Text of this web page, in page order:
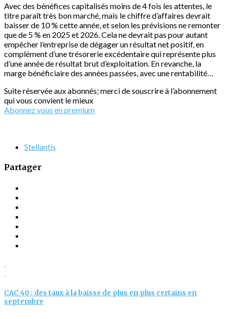
Avec des bénéfices capitalisés moins de 4 fois les attentes, le
titre paraît très bon marché, mais le chiffre d’affaires devrait
baisser de 10 % cette année, et selon les prévisions ne remonter
que de 5 % en 2025 et 2026. Cela ne devrait pas pour autant
empêcher l’entreprise de dégager un résultat net positif, en
complément d’une trésorerie excédentaire qui représente plus
d’une année de résultat brut d’exploitation. En revanche, la
marge bénéficiaire des années passées, avec une rentabilité…
Suite réservée aux abonnés; merci de souscrire à l’abonnement
qui vous convient le mieux
Abonnez vous en premium
Stellantis
Partager
CAC 40 : des taux à la baisse de plus en plus certains en
septembre